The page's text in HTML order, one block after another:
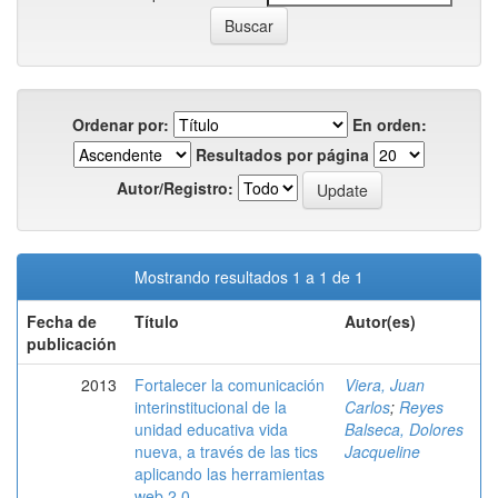
Ordenar por:
En orden:
Resultados por página
Autor/Registro:
Mostrando resultados 1 a 1 de 1
Fecha de
publicación
Título Autor(es)
2013
Fortalecer la comunicación
interinstitucional de la
unidad educativa vida
nueva, a través de las tics
aplicando las herramientas
Viera, Juan
Carlos; Reyes
Balseca, Dolores
Jacqueline